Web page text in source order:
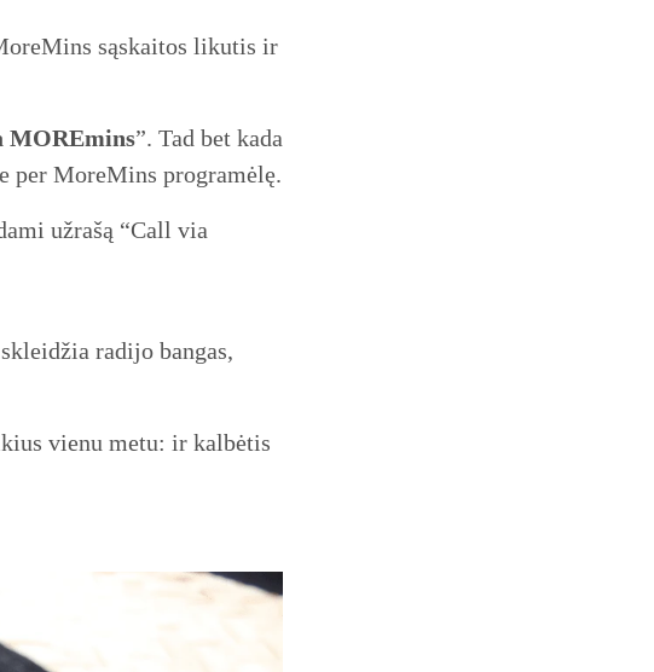
sąskaitos likutis ir
MOREmins”. Tad bet kada
per MoreMins programėlę.
užrašą “Call via
radijo bangas,
vienu metu: ir kalbėtis